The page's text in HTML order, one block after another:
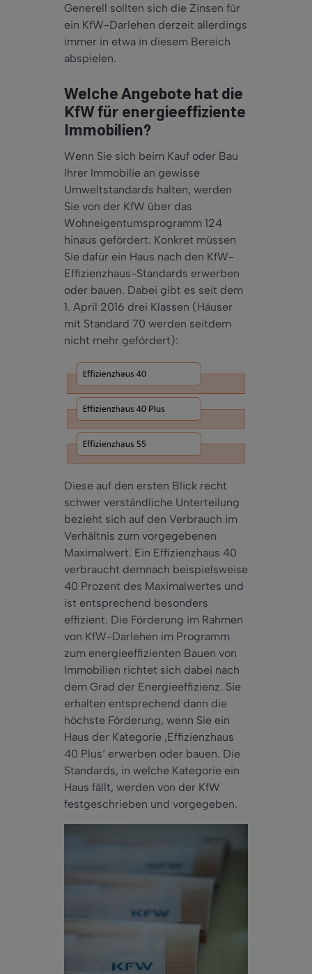
Generell sollten sich die Zinsen für
ein KfW-Darlehen derzeit allerdings
immer in etwa in diesem Bereich
abspielen.
Welche Angebote hat die
KfW für energieeffiziente
Immobilien?
Wenn Sie sich beim Kauf oder Bau
Ihrer Immobilie an gewisse
Umweltstandards halten, werden
Sie von der KfW über das
Wohneigentumsprogramm 124
hinaus gefördert. Konkret müssen
Sie dafür ein Haus nach den KfW-
Effizienzhaus-Standards erwerben
oder bauen. Dabei gibt es seit dem
1. April 2016 drei Klassen (Häuser
mit Standard 70 werden seitdem
nicht mehr gefördert):
Diese auf den ersten Blick recht
schwer verständliche Unterteilung
bezieht sich auf den Verbrauch im
Verhältnis zum vorgegebenen
Maximalwert. Ein Effizienzhaus 40
verbraucht demnach beispielsweise
40 Prozent des Maximalwertes und
ist entsprechend besonders
effizient. Die Förderung im Rahmen
von KfW-Darlehen im Programm
zum energieeffizienten Bauen von
Immobilien richtet sich dabei nach
dem Grad der Energieeffizienz. Sie
erhalten entsprechend dann die
höchste Förderung, wenn Sie ein
Haus der Kategorie ‚Effizienzhaus
40 Plus‘ erwerben oder bauen. Die
Standards, in welche Kategorie ein
Haus fällt, werden von der KfW
festgeschrieben und vorgegeben.